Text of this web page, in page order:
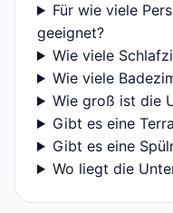
Für wie viele
geeignet?
Wie viele
Wie viele
Wie groß ist die
Gibt es eine
Gibt es eine
Wo liegt die